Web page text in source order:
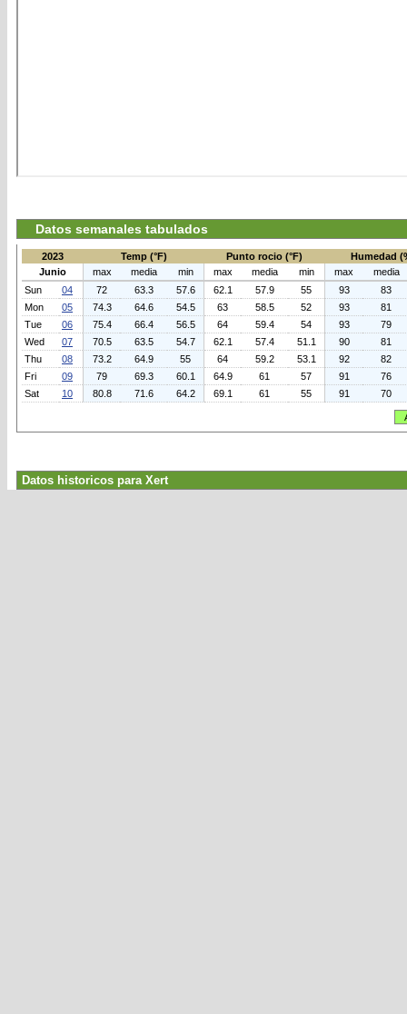
Datos semanales tabulados
2023 Temp (°F) Punto rocio (°F)
Humedad
Junio
max media min max media min max
media
Sun
04 72 63.3 57.6 62.1 57.9 55 93
83
Mon
05 74.3 64.6 54.5 63 58.5 52 93
81
Tue
06 75.4 66.4 56.5 64 59.4 54 93
79
Wed
07 70.5 63.5 54.7 62.1 57.4 51.1 90
81
Thu
08 73.2 64.9 55 64 59.2 53.1 92
82
Fri
09 79 69.3 60.1 64.9 61 57 91
76
Sat
10 80.8 71.6 64.2 69.1 61 55 91 70
Datos historicos para Xert